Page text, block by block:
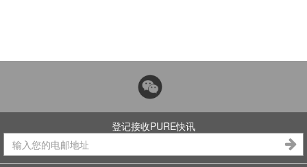
登记接收PURE快讯